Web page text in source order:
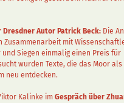
Autor Patrick Beck: Die
Zusammenarbeit mit
Siegen einmalig einen Preis für
wurden Texte, die das Moor als
neu entdecken.
Kalinke im Gespräch über